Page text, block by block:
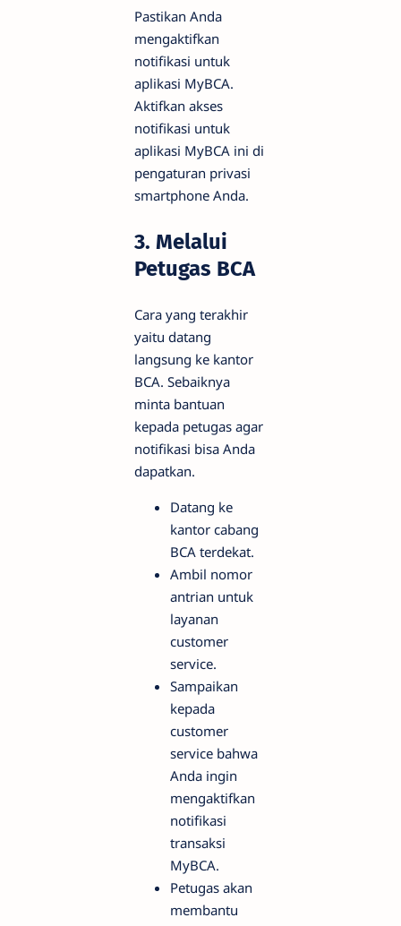
Pastikan Anda
mengaktifkan
notifikasi untuk
aplikasi MyBCA.
Aktifkan akses
notifikasi untuk
aplikasi MyBCA ini di
pengaturan privasi
smartphone Anda.
3. Melalui
Petugas BCA
Cara yang terakhir
yaitu datang
langsung ke kantor
BCA. Sebaiknya
minta bantuan
kepada petugas agar
notifikasi bisa Anda
dapatkan.
Datang ke
kantor cabang
BCA terdekat.
Ambil nomor
antrian untuk
layanan
customer
service.
Sampaikan
kepada
customer
service bahwa
Anda ingin
mengaktifkan
notifikasi
transaksi
MyBCA.
Petugas akan
membantu